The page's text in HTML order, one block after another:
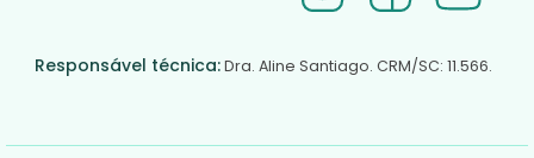
Responsável técnica:Dra. Aline Santiago. CRM/SC: 11.566.